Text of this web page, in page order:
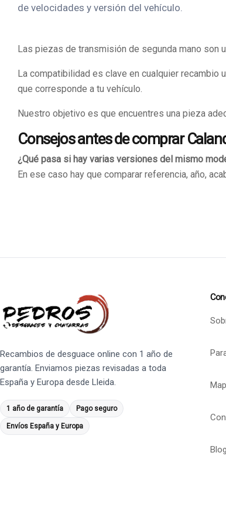
de velocidades y versión del vehículo.
Las piezas de transmisión de segunda mano son
La compatibilidad es clave en cualquier recambio
que corresponde a tu vehículo.
Nuestro objetivo es que encuentres una pieza
Consejos antes de comprar
¿Qué pasa si hay varias versiones del mismo
En ese caso hay que comparar referencia, año,
Recambios de desguace online con 1 año de
garantía. Enviamos piezas revisadas a toda
España y Europa desde Lleida.
1 año de garantía Pago seguro
Envíos España y Europa
Blog